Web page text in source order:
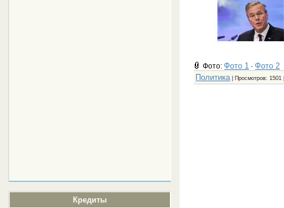
Кредиты
Фото:Фото 1 ·Фото 2
Политика | Просмотров: